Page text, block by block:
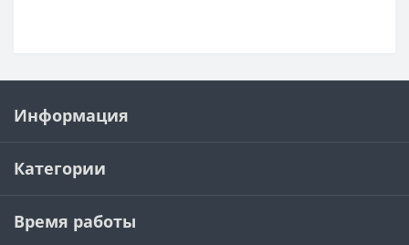
Информация
Категории
Время работы